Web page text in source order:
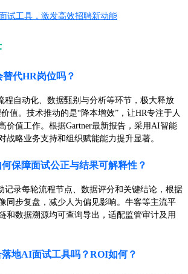
试工具，激发高效招聘新动能
代HR岗位吗？
程自动化、数据甄别与分析等环节，极大释放
值。技术推动的是“降本增效”，让HR专注于人
价值工作。根据Gartner最新报告，采用AI智能
战略业务支持和组织赋能能力提升显著。
保障面试公正与结果可解释性？
记录每轮流程节点、数据评分和关键结论，根据
同步复盘，减少人为偏见影响。牛客等主流平
和数据溯源均可查询导出，适配监管审计及用
地AI面试工具吗？ROI如何？